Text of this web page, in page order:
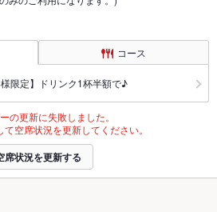
コース
限定】ドリンク1杯半額で♪
の更新に失敗しました。
空席状況を更新してください。
席状況を更新する